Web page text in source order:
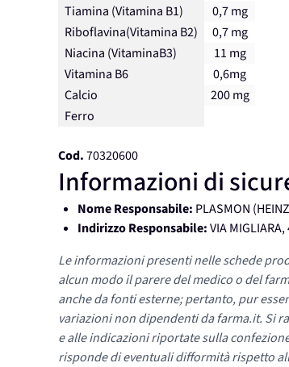
Tiamina (Vitamina B1)
0,7 mg
Riboflavina(Vitamina B2)
0,7 mg
Niacina (VitaminaB3)
11 mg
Vitamina B6
0,6mg
Calcio
200 mg
Ferro
Cod.70320600
Informazioni di
Nome Responsabile: PLASMON
Indirizzo Responsabile:VIA
Le informazioni presenti nelle schede
alcun modo il parere del medico o del
anche da fonti esterne; pertanto, pur
variazioni non dipendenti da farma.it. Si
e alle indicazioni riportate sulla
risponde di eventuali difformità rispetto